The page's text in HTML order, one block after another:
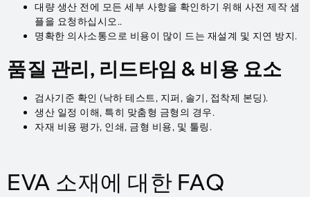
대량 생산 전에 모든 세부 사항을 확인하기 위해 사전 제작 샘
플을 요청하십시오..
명확한 의사소통으로 비용이 많이 드는 재설계 및 지연 방지.
품질 관리, 리드타임 & 비용 요소
검사기준 확인 (낙하 테스트, 지퍼, 솔기, 접착제 본딩).
생산 일정 이해, 특히 맞춤형 금형의 경우.
자재 비용 평가, 인쇄, 금형 비용, 및 툴링.
EVA 소재에 대한 FAQ